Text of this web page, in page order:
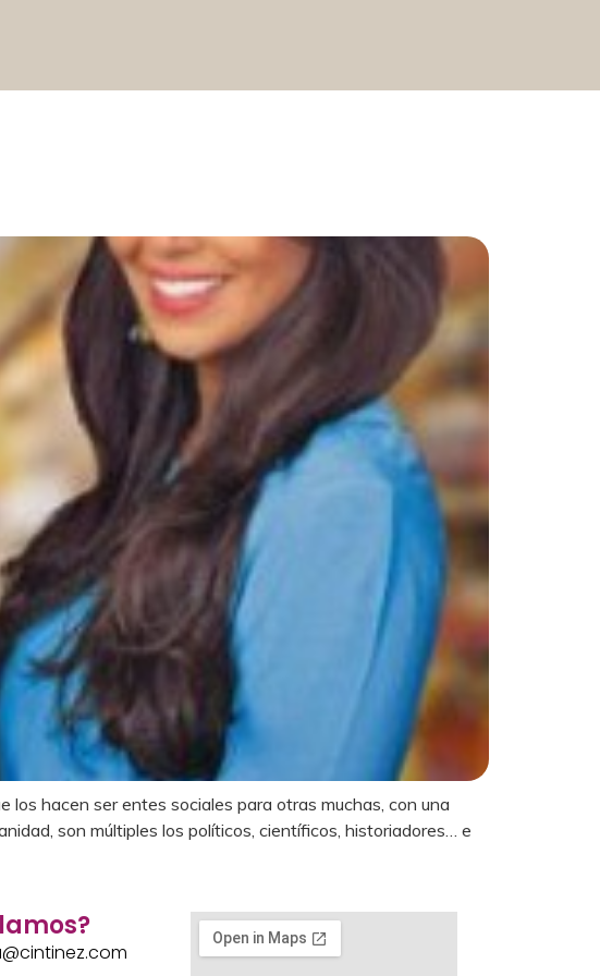
hacen ser entes sociales para otras muchas, con una
son múltiples los políticos, científicos, historiadores… e